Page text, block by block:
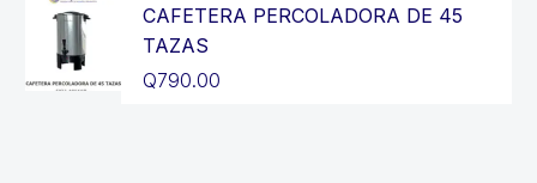
CAFETERA PERCOLADORA DE 45
TAZAS
Q790.00